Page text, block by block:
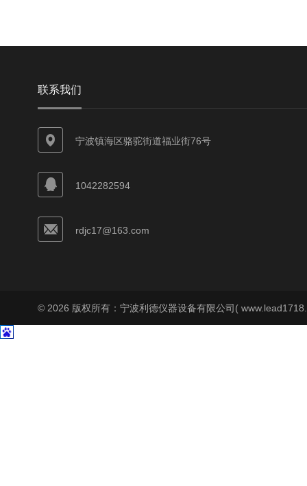
联系我们
宁波镇海区骆驼街道福业街76号
1042282594
rdjc17@163.com
© 2026 版权所有：宁波利德仪器设备有限公司(